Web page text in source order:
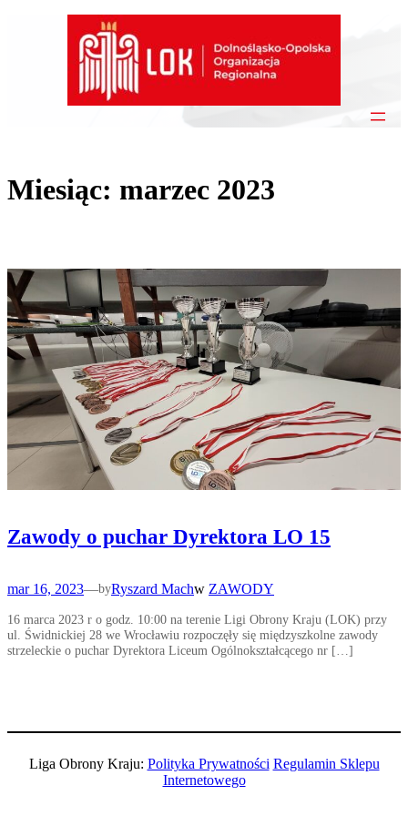
Miesiąc: marzec 2023
Zawody o puchar Dyrektora LO 15
mar 16, 2023—byRyszard Machw ZAWODY
16 marca 2023 r o godz. 10:00 na terenie Ligi Obrony Kraju (LOK) przy
ul. Świdnickiej 28 we Wrocławiu rozpoczęły się międzyszkolne zawody
strzeleckie o puchar Dyrektora Liceum Ogólnokształcącego nr […]
Liga Obrony Kraju: Polityka Prywatności Regulamin Sklepu
Internetowego